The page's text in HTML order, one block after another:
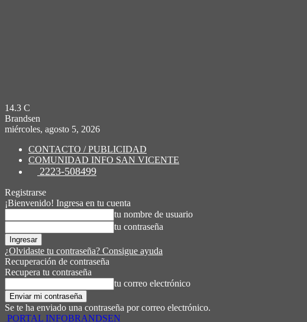
14.3 C
Brandsen
miércoles, agosto 5, 2026
CONTACTO / PUBLICIDAD
COMUNIDAD INFO SAN VICENTE
2223-508499
Registrarse
¡Bienvenido! Ingresa en tu cuenta
tu nombre de usuario
tu contraseña
¿Olvidaste tu contraseña? Consigue ayuda
Recuperación de contraseña
Recupera tu contraseña
tu correo electrónico
Se te ha enviado una contraseña por correo electrónico.
PORTAL INFOBRANDSEN